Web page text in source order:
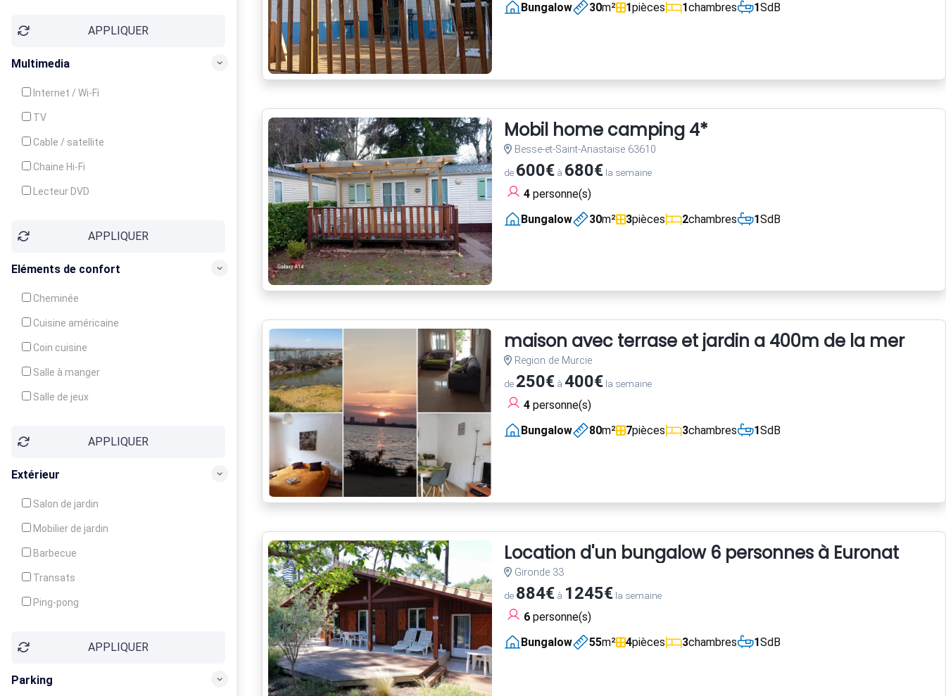
APPLIQUER
Multimedia
Internet / Wi-Fi
TV
Cable / satellite
Chaine Hi-Fi
Lecteur DVD
APPLIQUER
Eléments de confort
Cheminée
Cuisine américaine
Coin cuisine
Salle à manger
Salle de jeux
Balcon / Terrasse
APPLIQUER
Extérieur
Salon de jardin
Mobilier de jardin
Barbecue
Transats
Ping-pong
Jeux d'enfantsAPPLIQUER
Parking
Bungalow
30m² 1pièces 1chambres 1SdB
Mobil home camping 4*
Besse-et-Saint-Anastaise 63610
de 600€à 680€la semaine
4personne(s)
Bungalow
30m² 3pièces 2chambres 1SdB
maison avec terrase et jardin a 400m de la mer
Region de Murcie
de 250€à 400€la semaine
4personne(s)
Bungalow
80m² 7pièces 3chambres 1SdB
Location d'un bungalow 6 personnes à Euronat
Gironde 33
de 884€à 1245€la semaine
6personne(s)
Bungalow
55m² 4pièces 3chambres 1SdB